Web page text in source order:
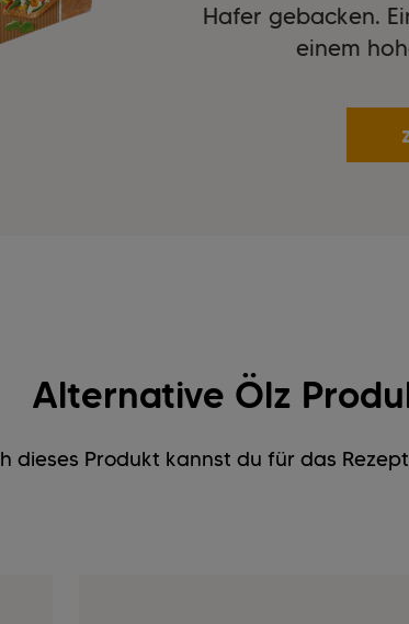
Hafer gebacken.
einem
Alternative Ölz
dieses Produkt kannst du für das